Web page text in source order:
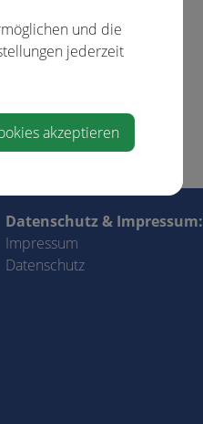
Datenschutz & Impressum:
Impressum
Datenschutz
und die
jederzeit
akzeptieren